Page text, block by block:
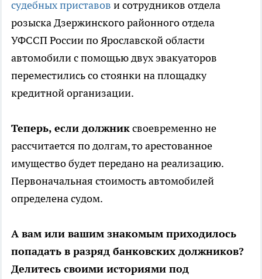
судебных приставов и сотрудников отдела
розыска Дзержинского районного отдела
УФССП России по Ярославской области
автомобили с помощью двух эвакуаторов
переместились со стоянки на площадку
кредитной организации.
Теперь, если должниксвоевременно не
рассчитается по долгам, то арестованное
имущество будет передано на реализацию.
Первоначальная стоимость автомобилей
определена судом.
А вам или вашим знакомым приходилось
попадать в разряд банковских должников?
Делитесь своими историями под